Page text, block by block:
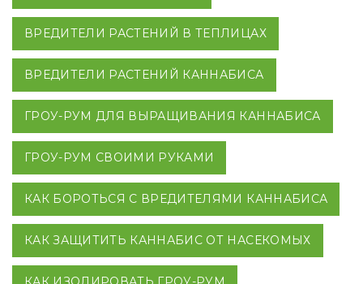
ВРЕДИТЕЛИ РАСТЕНИЙ В ТЕПЛИЦАХ
ВРЕДИТЕЛИ РАСТЕНИЙ КАННАБИСА
ГРОУ-РУМ ДЛЯ ВЫРАЩИВАНИЯ КАННАБИСА
ГРОУ-РУМ СВОИМИ РУКАМИ
КАК БОРОТЬСЯ С ВРЕДИТЕЛЯМИ КАННАБИСА
КАК ЗАЩИТИТЬ КАННАБИС ОТ НАСЕКОМЫХ